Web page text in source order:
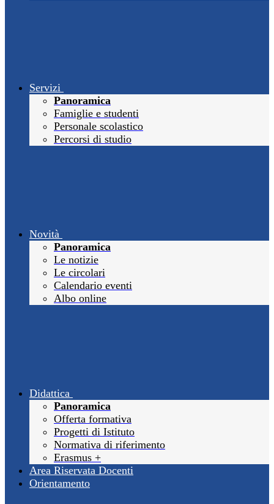
Servizi
Panoramica
Famiglie e studenti
Personale scolastico
Percorsi di studio
Novità
Panoramica
Le notizie
Le circolari
Calendario eventi
Albo online
Didattica
Panoramica
Offerta formativa
Progetti di Istituto
Normativa di riferimento
Erasmus +
Area Riservata Docenti
Orientamento